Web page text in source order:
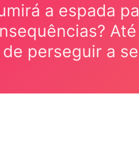
a espada
perseguir a